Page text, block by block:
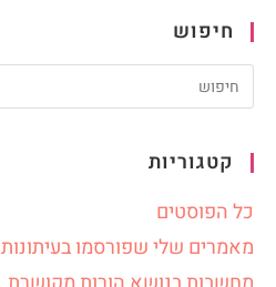
חיפוש
קטגוריות
כל הפוסטים
מאמרים שלי שפורסמו בעיתונות